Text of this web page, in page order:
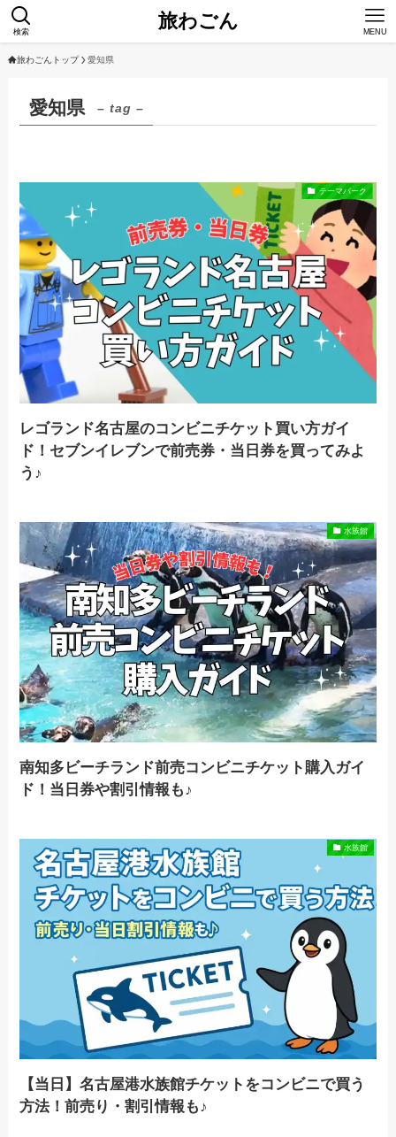
旅わごん
検索 MENU
旅わごんトップ 愛知県
愛知県 – tag –
テーマパーク
レゴランド名古屋のコンビニチケット買い方ガイ
ド！セブンイレブンで前売券・当日券を買ってみよ
う♪
水族館
南知多ビーチランド前売コンビニチケット購入ガイ
ド！当日券や割引情報も♪
水族館
【当日】名古屋港水族館チケットをコンビニで買う
方法！前売り・割引情報も♪